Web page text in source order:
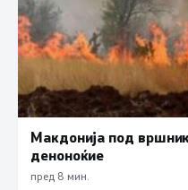
Макдонија под
деноноќие
пред 8 мин.